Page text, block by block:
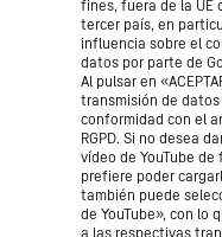
fines, fuera de la UE
tercer país, en
influencia sobre el
datos por parte de
Al pulsar en
transmisión de
conformidad con el
RGPD. Si no desea
vídeo de YouTube
prefiere poder
también puede
de YouTube», con lo
a las respectivas